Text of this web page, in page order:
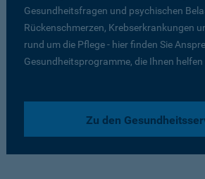
Gesundheitsfragen und psychischen
Rückenschmerzen, Krebserkrankungen
rund um die Pflege - hier finden Sie
Gesundheitsprogramme, die Ihnen helfen
Zu den